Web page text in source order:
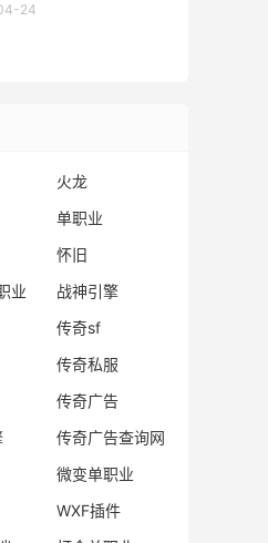
24
火龙
单职业
怀旧
业
战神引擎
传奇sf
传奇私服
传奇广告
传奇广告查询网
微变单职业
WXF插件